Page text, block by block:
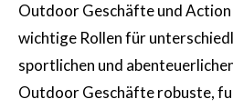
Outdoor Geschäfte und
wichtige Rollen für
sportlichen und
Outdoor Geschäfte robuste,